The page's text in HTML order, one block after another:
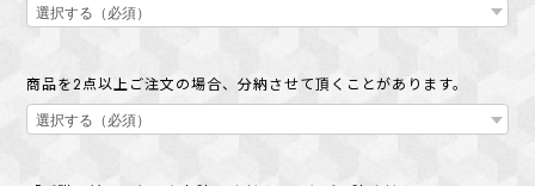
商品を2点以上ご注文の場合、分納させて頂くことがあります。